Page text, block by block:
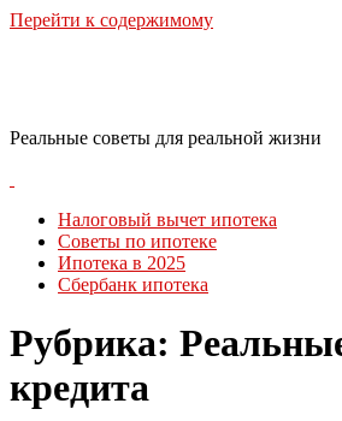
Перейти к содержимому
Реальные советы для реальной жизни
Налоговый вычет ипотека
Советы по ипотеке
Ипотека в 2025
Сбербанк ипотека
Рубрика:
кредита